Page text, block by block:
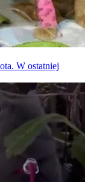
W ostatniej